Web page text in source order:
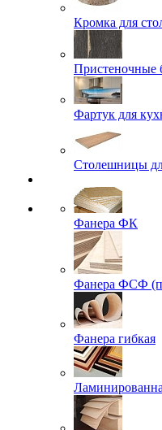
Кромка для
Пристеночные
Фартук для
Столешницы
Фанера ФК
Фанера ФСФ
Фанера гибкая